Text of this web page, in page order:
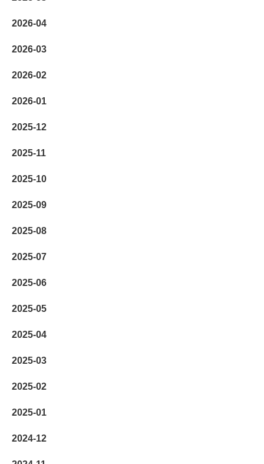
2026-04
2026-03
2026-02
2026-01
2025-12
2025-11
2025-10
2025-09
2025-08
2025-07
2025-06
2025-05
2025-04
2025-03
2025-02
2025-01
2024-12